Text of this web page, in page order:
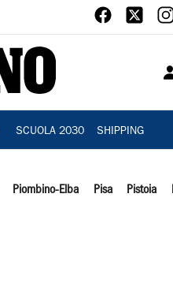
SCUOLA 2030 SHIPPING
Piombino-Elba Pisa Pistoia